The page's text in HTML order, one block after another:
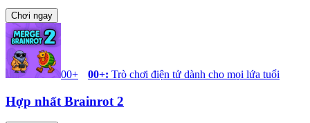
Chơi ngay
00+ 00+: Trò chơi điện tử dành cho mọi lứa tuổi
Hợp nhất Brainrot 2